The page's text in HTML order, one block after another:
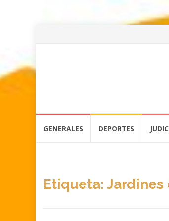
GENERALES DEPORTES
Etiqueta: Jardines